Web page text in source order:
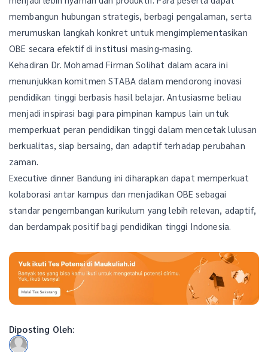
membangun hubungan strategis, berbagi pengalaman, serta
merumuskan langkah konkret untuk mengimplementasikan
OBE secara efektif di institusi masing-masing.
Kehadiran Dr. Mohamad Firman Solihat dalam acara ini
menunjukkan komitmen STABA dalam mendorong inovasi
pendidikan tinggi berbasis hasil belajar. Antusiasme beliau
menjadi inspirasi bagi para pimpinan kampus lain untuk
memperkuat peran pendidikan tinggi dalam mencetak lulusan
berkualitas, siap bersaing, dan adaptif terhadap perubahan
zaman.
Executive dinner Bandung ini diharapkan dapat memperkuat
kolaborasi antar kampus dan menjadikan OBE sebagai
standar pengembangan kurikulum yang lebih relevan, adaptif,
dan berdampak positif bagi pendidikan tinggi Indonesia.
Diposting Oleh: